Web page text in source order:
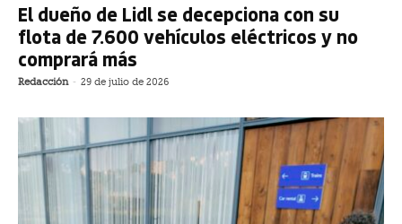
El dueño de Lidl se decepciona con su
flota de 7.600 vehículos eléctricos y no
comprará más
Redacción - 29 de julio de 2026